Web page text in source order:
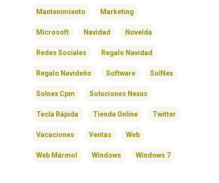
Mantenimiento Marketing
Microsoft Navidad Novelda
Redes Sociales Regalo Navidad
Regalo Navideño Software SolNex
Solnex Cpm Soluciones Nexus
Tecla Rápida Tienda Online Twitter
Vacaciones Ventas Web
Web Mármol Windows Windows 7